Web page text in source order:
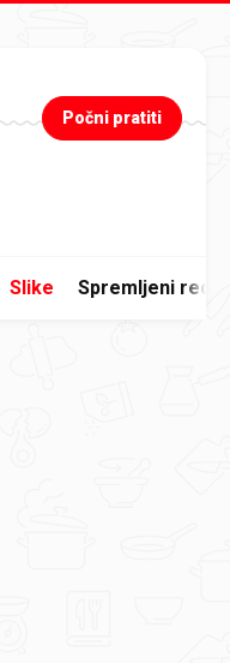
Počni pratiti
Slike Spremljeni